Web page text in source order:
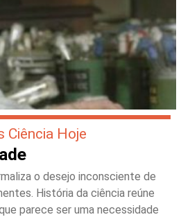
Ciência Hoje
o desejo inconsciente de
História da ciência reúne
parece ser uma necessidade